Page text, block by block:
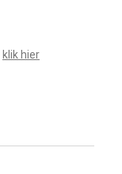
klik hier